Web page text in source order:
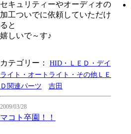
セキュリティーやオーディオの
加工ついでに依頼していただけ
ると
嬉しいで～す♪
カテゴリー：
HID・ＬＥＤ・デイ
ライト・オートライト・その他ＬＥ
Ｄ関連パーツ
吉田
2009/03/28
マコト卒園！！